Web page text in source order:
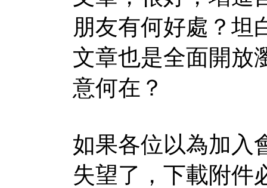
朋友有何好處？坦
文章也是全面開放
意何在？
如果各位以為加入
失望了，下載附件